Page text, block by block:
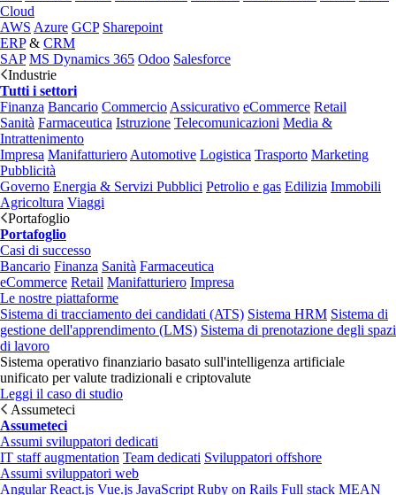
Cloud
AWS Azure GCP Sharepoint
ERP& CRM
SAP MS Dynamics 365 Odoo Salesforce
Industrie
Tutti i settori
Finanza Bancario Commercio Assicurativo eCommerce Retail
Sanità Farmaceutica Istruzione Telecomunicazioni Media &
Intrattenimento
Impresa Manifatturiero Automotive Logistica Trasporto Marketing
Pubblicità
Governo Energia & Servizi Pubblici Petrolio e gas Edilizia Immobili
Agricoltura Viaggi
Portafoglio
Portafoglio
Casi di successo
Bancario Finanza Sanità Farmaceutica
eCommerce Retail Manifatturiero Impresa
Le nostre piattaforme
Sistema di tracciamento dei candidati (ATS) Sistema HRM Sistema di
gestione dell'apprendimento (LMS) Sistema di prenotazione degli spazi
di lavoro
Sistema operativo finanziario basato sull'intelligenza artificiale
unificato per valute tradizionali e criptovalute
Leggi il caso di studio
Assumeteci
Assumeteci
Assumi sviluppatori dedicati
IT staff augmentation Team dedicati Sviluppatori offshore
Assumi sviluppatori web
Angular React.js Vue.js JavaScript Ruby on Rails Full stack MEAN